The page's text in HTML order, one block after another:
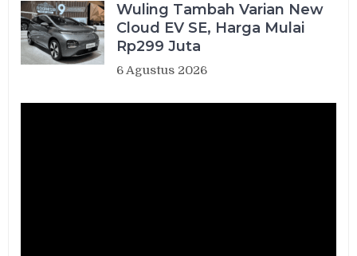
Wuling Tambah Varian New
Cloud EV SE, Harga Mulai
Rp299 Juta
6 Agustus 2026